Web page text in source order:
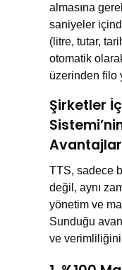
almasına
saniyeler
(litre, tutar,
otomatik
üzerinden filo
Şirketler
TTS, sadece
değil, aynı
yönetim ve
Sunduğu
ve